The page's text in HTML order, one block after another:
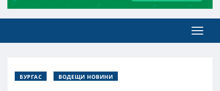
БУРГАС ВОДЕЩИ НОВИНИ